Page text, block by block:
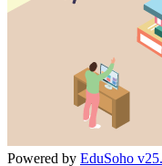
Powered by EduSoho